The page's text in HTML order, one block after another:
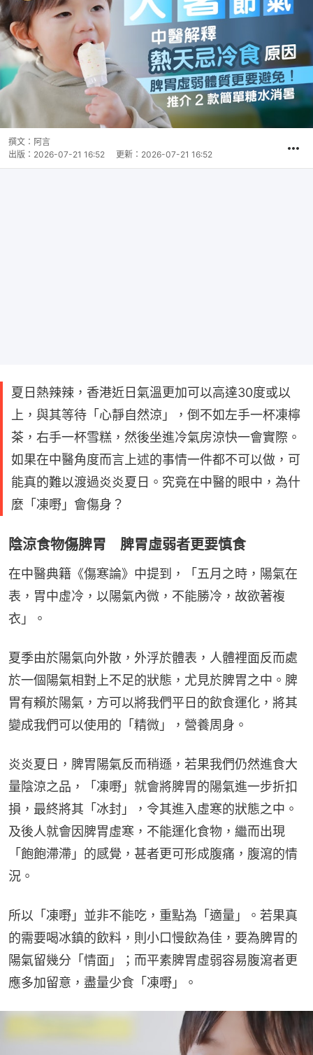
撰文： 阿言
出版： 2026-07-21 16:52 更新： 2026-07-21 16:52
夏日熱辣辣，香港近日氣溫更加可以高達30度或以
上，與其等待「心靜自然涼」，倒不如左手一杯凍檸
茶，右手一杯雪糕，然後坐進冷氣房涼快一會實際。
如果在中醫角度而言上述的事情一件都不可以做，可
能真的難以渡過炎炎夏日。究竟在中醫的眼中，為什
麼「凍嘢」會傷身？
陰涼食物傷脾胃 脾胃虛弱者更要慎食
在中醫典籍《傷寒論》中提到，「五月之時，陽氣在
表，胃中虛冷，以陽氣內微，不能勝冷，故欲著複
衣」。
夏季由於陽氣向外散，外浮於體表，人體裡面反而處
於一個陽氣相對上不足的狀態，尤見於脾胃之中。脾
胃有賴於陽氣，方可以將我們平日的飲食運化，將其
變成我們可以使用的「精微」，營養周身。
炎炎夏日，脾胃陽氣反而稍遜，若果我們仍然進食大
量陰涼之品，「凍嘢」就會將脾胃的陽氣進一步折扣
損，最終將其「冰封」，令其進入虛寒的狀態之中。
及後人就會因脾胃虛寒，不能運化食物，繼而出現
「飽飽滯滯」的感覺，甚者更可形成腹痛，腹瀉的情
況。
所以「凍嘢」並非不能吃，重點為「適量」。若果真
的需要喝冰鎮的飲料，則小口慢飲為佳，要為脾胃的
陽氣留幾分「情面」；而平素脾胃虛弱容易腹瀉者更
應多加留意，盡量少食「凍嘢」。